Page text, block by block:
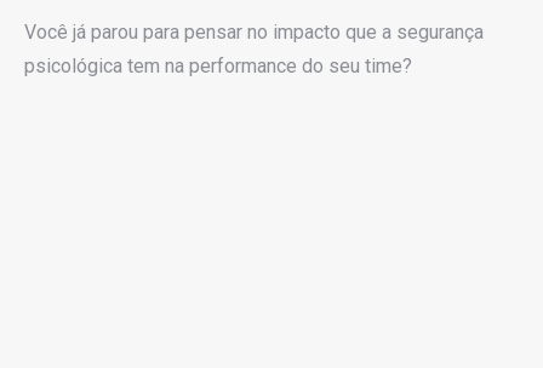
Você já parou para pensar no impacto que a segurança
psicológica tem na performance do seu time?